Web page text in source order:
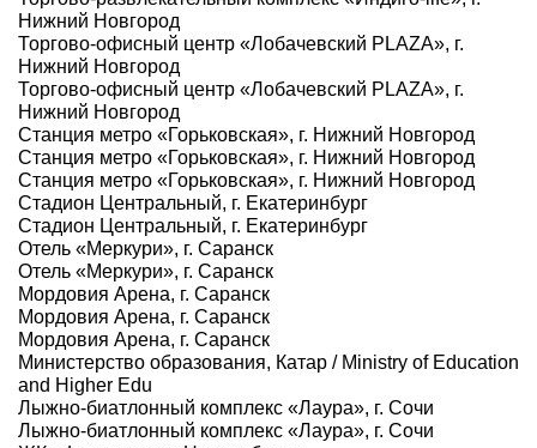
Нижний Новгород
Торгово-офисный центр «Лобачевский PLAZA», г.
Нижний Новгород
Торгово-офисный центр «Лобачевский PLAZA», г.
Нижний Новгород
Станция метро «Горьковская», г. Нижний Новгород
Станция метро «Горьковская», г. Нижний Новгород
Станция метро «Горьковская», г. Нижний Новгород
Стадион Центральный, г. Екатеринбург
Стадион Центральный, г. Екатеринбург
Отель «Меркури», г. Саранск
Отель «Меркури», г. Саранск
Мордовия Арена, г. Саранск
Мордовия Арена, г. Саранск
Мордовия Арена, г. Саранск
Министерство образования, Катар / Ministry of Education
and Higher Edu
Лыжно-биатлонный комплекс «Лаура», г. Сочи
Лыжно-биатлонный комплекс «Лаура», г. Сочи